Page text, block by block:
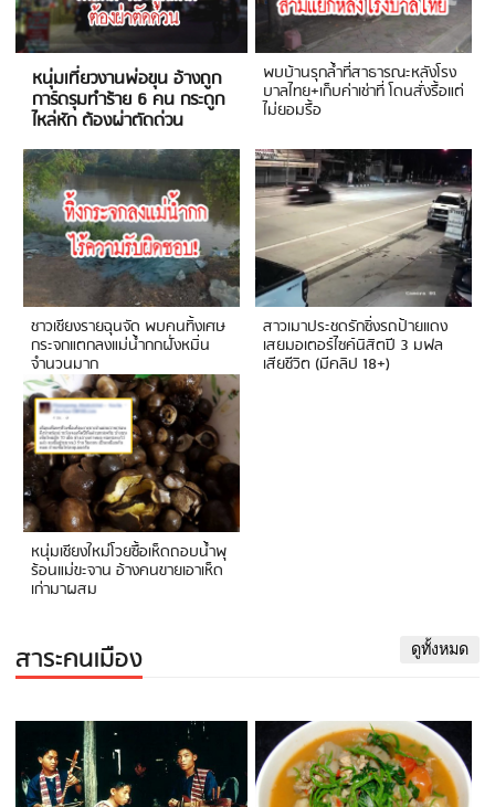
หนุ่มเที่ยวงานพ่อขุน อ้างถูก
การ์ดรุมทำร้าย 6 คน กระดูก
ไหล่หัก ต้องผ่าตัดด่วน
พบบ้านรุกล้ำที่สาธารณะหลังโรง
บาลไทย+เก็บค่าเช่าที่ โดนสั่งรื้อแต่
ไม่ยอมรื้อ
ชาวเชียงรายฉุนจัด พบคนทิ้งเศษ
กระจกแตกลงแม่น้ำกกฝั่งหมิ่น
จำนวนมาก
สาวเมาประชดรักซิ่งรถป้ายแดง
เสยมอเตอร์ไซค์นิสิตปี 3 มฟล
เสียชีวิต (มีคลิป 18+)
หนุ่มเชียงใหม่โวยซื้อเห็ดถอบน้ำพุ
ร้อนแม่ขะจาน อ้างคนขายเอาเห็ด
เก่ามาผสม
สาระคนเมือง ดูทั้งหมด